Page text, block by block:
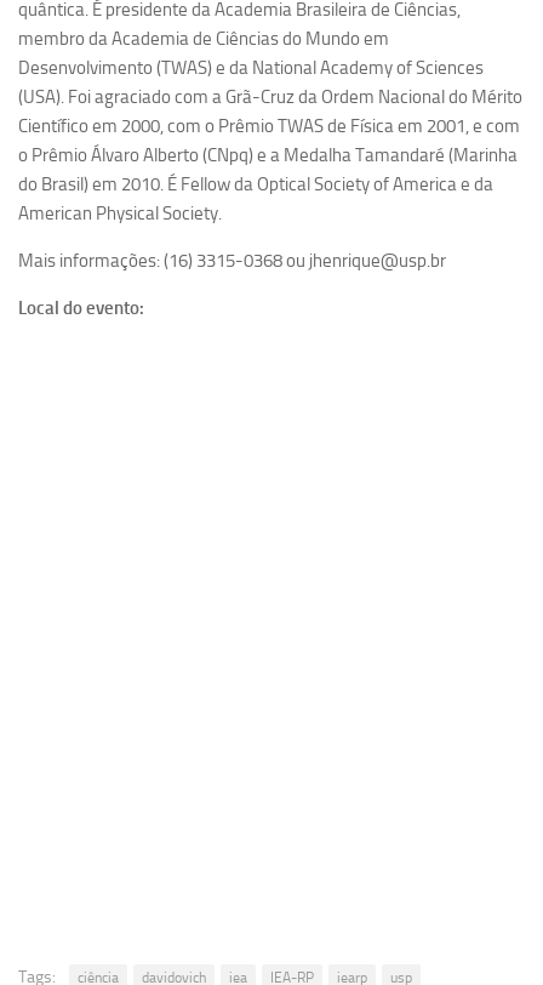
Espaço de Eventos
Projetos
Ciência com Pipoca
Ciência Por Elas
Pint of Science
União Pró-Vacina
USP Analisa
Publicações
quântica. É presidente da Academia Brasileira de Ciências,
membro da Academia de Ciências do Mundo em
Desenvolvimento (TWAS) e da National Academy of Sciences
(USA). Foi agraciado com a Grã-Cruz da Ordem Nacional do Mérito
Científico em 2000, com o Prêmio TWAS de Física em 2001, e com
o Prêmio Álvaro Alberto (CNpq) e a Medalha Tamandaré (Marinha
do Brasil) em 2010. É Fellow da Optical Society of America e da
American Physical Society.
Mais informações: (16) 3315-0368 ou jhenrique@usp.br
Local do evento:
Tags: ciência davidovich iea IEA-RP iearp usp